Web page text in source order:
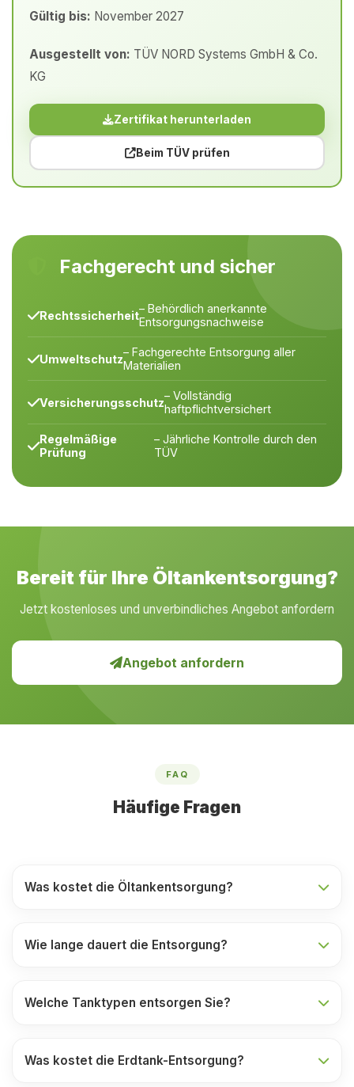
Gültig bis: November 2027
Ausgestellt von: TÜV NORD Systems GmbH & Co.
KG
Zertifikat herunterladen
Beim TÜV prüfen
Fachgerecht und sicher
Rechtssicherheit– Behördlich anerkannte
Entsorgungsnachweise
Umweltschutz– Fachgerechte Entsorgung aller
Materialien
Versicherungsschutz– Vollständig
haftpflichtversichert
Regelmäßige
Prüfung
– Jährliche Kontrolle durch den
TÜV
Bereit für Ihre Öltankentsorgung?
Jetzt kostenloses und unverbindliches Angebot anfordern
Angebot anfordern
FAQ
Häufige Fragen
Was kostet die Öltankentsorgung?
Wie lange dauert die Entsorgung?
Welche Tanktypen entsorgen Sie?
Was kostet die Erdtank-Entsorgung?